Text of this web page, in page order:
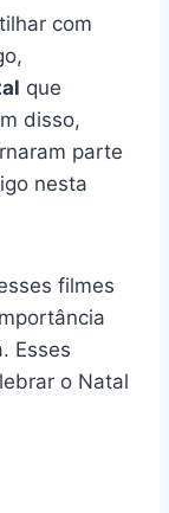
com
que
disso,
parte
nesta
filmes
Esses
o Natal